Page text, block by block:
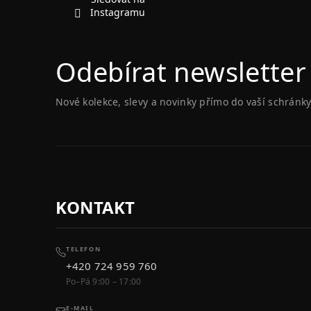
Instagramu
Odebírat newsletter
Nové kolekce, slevy a novinky přímo do vaší
KONTAKT
TELEFON
+420 724 959 760
Po–Pá 9:00 – 17:00
E-MAIL